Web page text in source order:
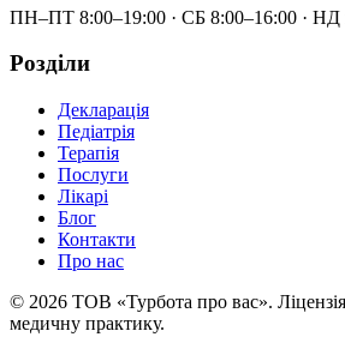
ПН–ПТ 8:00–19:00 · СБ 8:00–16:00 · НД
Розділи
Декларація
Педіатрія
Терапія
Послуги
Лікарі
Блог
Контакти
Про нас
© 2026 ТОВ «Турбота про вас».
медичну практику.